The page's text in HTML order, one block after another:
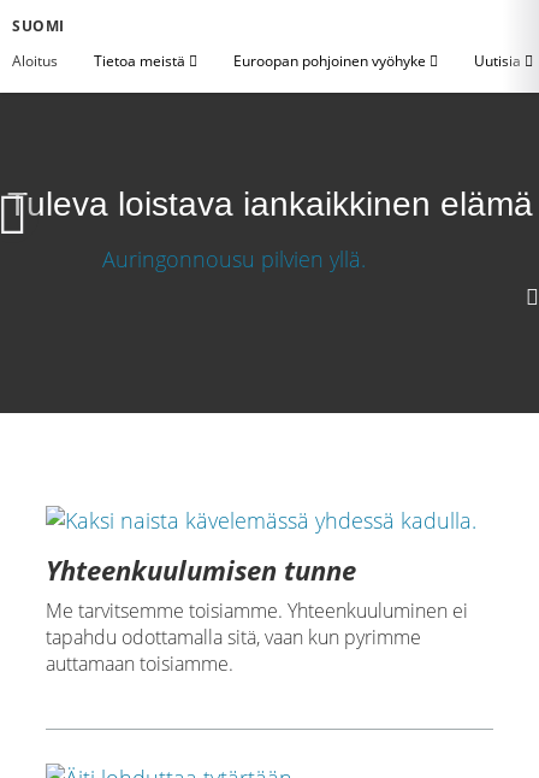
SUOMI
Aloitus
Tietoa meistä Euroopan pohjoinen vyöhyke Uutisia
Tuleva loistava iankaikkinen elämä
Yhteenkuulumisen tunne
Me tarvitsemme toisiamme. Yhteenkuuluminen ei
tapahdu odottamalla sitä, vaan kun pyrimme
auttamaan toisiamme.